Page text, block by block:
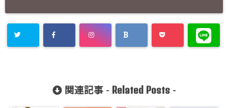
関連記事 - Related Posts-